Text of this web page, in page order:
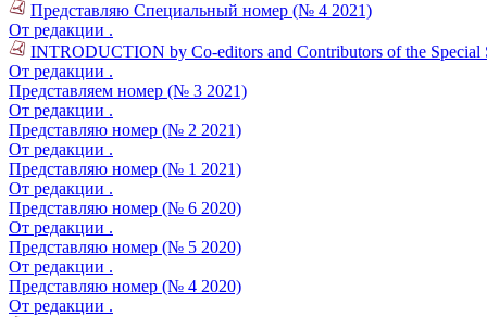
Представляю Специальный номер (№ 4 2021)
От редакции .
INTRODUCTION by Co-editors and Contributors of the
От редакции .
Представляем номер (№ 3 2021)
От редакции .
Представляю номер (№ 2 2021)
От редакции .
Представляю номер (№ 1 2021)
От редакции .
Представляю номер (№ 6 2020)
От редакции .
Представляю номер (№ 5 2020)
От редакции .
Представляю номер (№ 4 2020)
От редакции .